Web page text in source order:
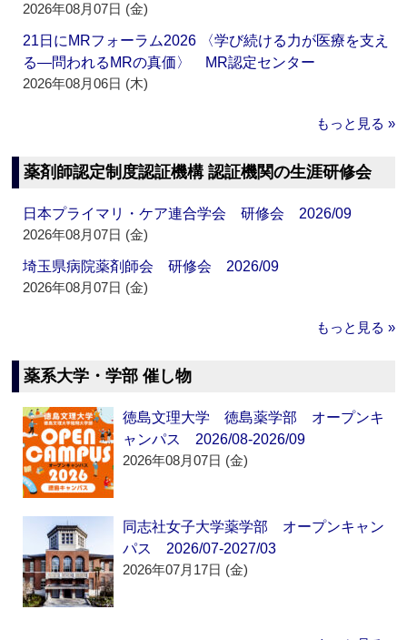
2026年08月07日 (金)
21日にMRフォーラム2026 〈学び続ける力が医療を支え
る―問われるMRの真価〉 MR認定センター
2026年08月06日 (木)
もっと見る »
薬剤師認定制度認証機構 認証機関の生涯研修会
日本プライマリ・ケア連合学会 研修会 2026/09
2026年08月07日 (金)
埼玉県病院薬剤師会 研修会 2026/09
2026年08月07日 (金)
もっと見る »
薬系大学・学部 催し物
徳島文理大学 徳島薬学部 オープンキ
ャンパス 2026/08-2026/09
2026年08月07日 (金)
同志社女子大学薬学部 オープンキャン
パス 2026/07-2027/03
2026年07月17日 (金)